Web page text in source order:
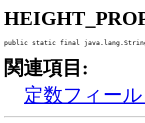
public static final
関連項目:
定数フィー